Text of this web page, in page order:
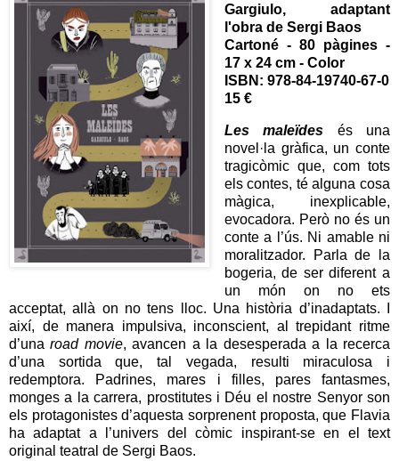
Gargiulo, adaptant
l'obra de Sergi Baos
Cartoné - 80 pàgines -
17 x 24 cm - Color
SBN: 978-84-19740-67-0
15 €
Les maleïdes és una
novel·la gràfica, un conte
tragicòmic que, com tots
els contes, té alguna cosa
màgica, inexplicable,
evocadora. Però no és un
conte a l’ús. Ni amable ni
moralitzador. Parla de la
bogeria, de ser diferent a
un món on no ets
acceptat, allà on no tens lloc. Una història d’inadaptats. I
així, de manera impulsiva, inconscient, al trepidant ritme
d’unaroad movie, avancen a la desesperada a la recerca
d’una sortida que, tal vegada, resulti miraculosa i
redemptora. Padrines, mares i filles, pares fantasmes,
monges a la carrera, prostitutes i Déu el nostre Senyor son
els protagonistes d’aquesta sorprenent proposta, que Flavia
ha adaptat a l’univers del còmic inspirant-se en el text
original teatral de Sergi Baos.